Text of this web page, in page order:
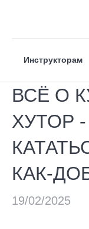
Инструкторам
ВСЁ О
ХУТОР
КАК-